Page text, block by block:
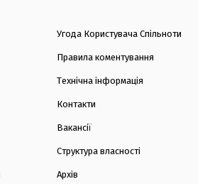
Угода Користувача Спільноти
Правила коментування
Технічна інформація
Контакти
Вакансії
Структура власності
Архів